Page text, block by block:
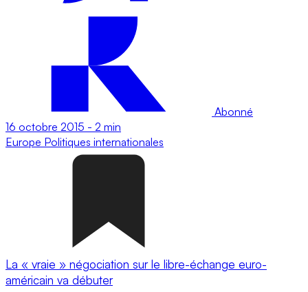
Abonné
16 octobre 2015 - 2 min
Europe Politiques internationales
La « vraie » négociation sur le libre-échange euro-
américain va débuter